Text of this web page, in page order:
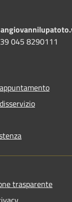
045 8290111
trasparente